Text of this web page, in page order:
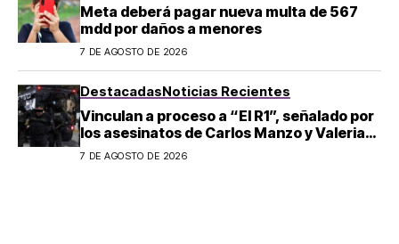
Meta deberá pagar nueva multa de 567
mdd por daños a menores
7 DE AGOSTO DE 2026
DestacadasNoticias Recientes
Vinculan a proceso a “El R1”, señalado por
los asesinatos de Carlos Manzo y Valeria
Márquez
7 DE AGOSTO DE 2026